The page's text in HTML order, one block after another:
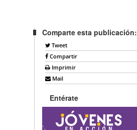
Comparte esta publicación:
Tweet
Compartir
Imprimir
Mail
Entérate